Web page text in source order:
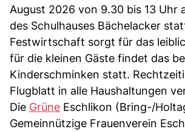
August 2026 von 9.30 bis 13 Uhr
des Schulhauses Bächelacker
Festwirtschaft sorgt für das
für die kleinen Gäste findet das
Kinderschminken statt.
Flugblatt in alle Haushaltungen
Die Grüne Eschlikon (Bring-/
Gemeinnützige Frauenverein